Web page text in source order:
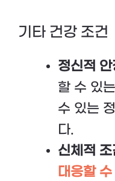
기타 건강 조건
정신적
할 수 있
수 있는
다.
신체적
대응할